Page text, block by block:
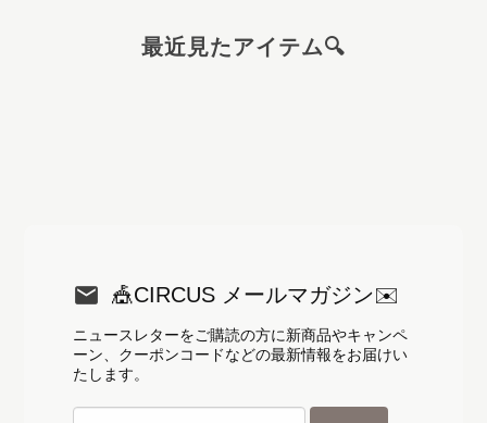
2026/08/05
>>🧸お客様へ💌 素敵なレビューをあ
りがとうございます✨ 大切な推しの
選んでいただけてとても嬉しいです☺️
最近見たアイテム🔍
🎪CIRCUS メールマガジン✉️
ニュースレターをご購読の方に新商品やキャンペ
ーン、クーポンコードなどの最新情報をお届けい
たします。